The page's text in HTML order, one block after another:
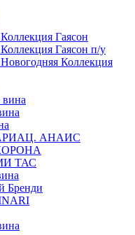
Гаясон
Гаясон п/у
Коллекция
АРИАЦ. АНАИС
ТАС
Бренди